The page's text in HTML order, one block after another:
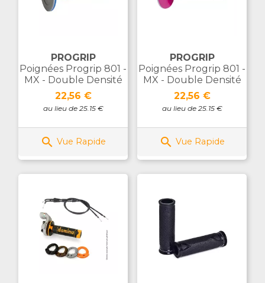
PROGRIP
Poignées Progrip 801 -
MX - Double Densité
Prix
22,56 €
au lieu de 25.15 €
 Vue Rapide
PROGRIP
Poignées Progrip 801 -
MX - Double Densité
Prix
22,56 €
au lieu de 25.15 €
 Vue Rapide